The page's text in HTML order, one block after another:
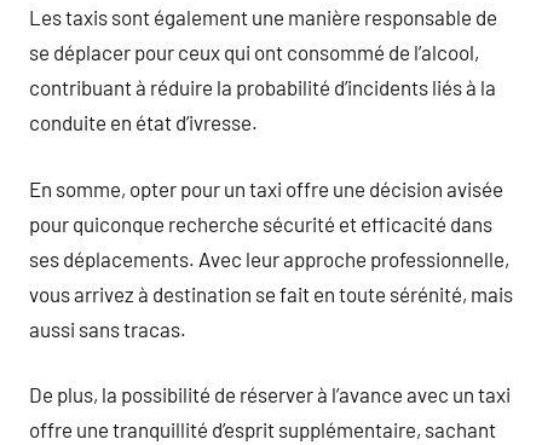
Les taxis sont également une manière responsable de
se déplacer pour ceux qui ont consommé de l’alcool,
contribuant à réduire la probabilité d’incidents liés à la
conduite en état d’ivresse.
En somme, opter pour un taxi offre une décision avisée
pour quiconque recherche sécurité et efficacité dans
ses déplacements. Avec leur approche professionnelle,
vous arrivez à destination se fait en toute sérénité, mais
aussi sans tracas.
De plus, la possibilité de réserver à l’avance avec un taxi
offre une tranquillité d’esprit supplémentaire, sachant